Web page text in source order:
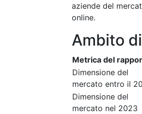
aziende del
online.
Ambito
Metrica del
Dimensione del
mercato entro il
Dimensione del
mercato nel 2023